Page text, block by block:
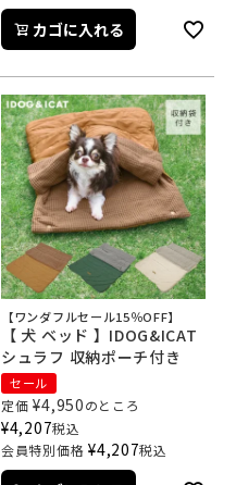
カゴに入れる
【ワンダフルセール15％OFF】
【 犬 ベッド 】IDOG&ICAT
シュラフ 収納ポーチ付き
セール
定価 ¥4,950のところ
¥4,207税込
会員特別価格 ¥4,207税込